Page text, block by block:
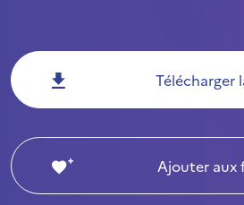
Télécharger
Ajouter aux